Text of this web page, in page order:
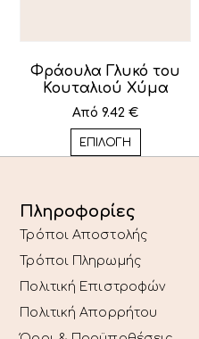
Φράουλα Γλυκό του
Κουταλιού Χύμα
Από 9.42€
ΕΠΙΛΟΓΉ
Πληροφορίες
Τρόποι Αποστολής
Τρόποι Πληρωμής
Πολιτική Επιστροφών
Πολιτική Απορρήτου